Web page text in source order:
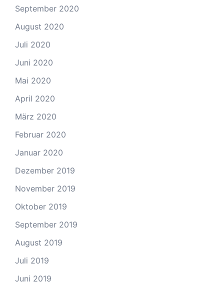
September 2020
August 2020
Juli 2020
Juni 2020
Mai 2020
April 2020
März 2020
Februar 2020
Januar 2020
Dezember 2019
November 2019
Oktober 2019
September 2019
August 2019
Juli 2019
Juni 2019